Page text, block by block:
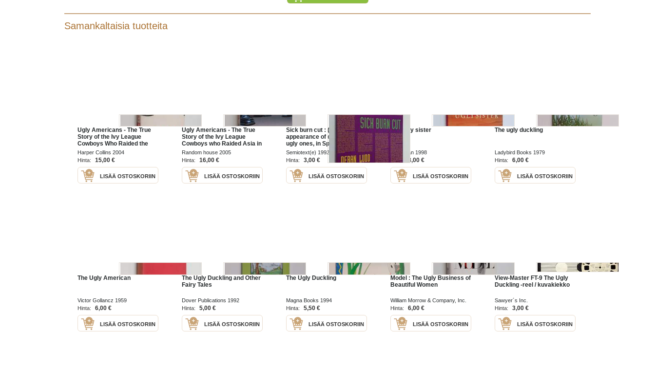
Samankaltaisia tuotteita
Ugly Americans - The True
Story of the Ivy League
Cowboys Who Raided the
Asian Markets for Millions
Harper Collins 2004
Hinta:
15,00 €
LISÄÄ OSTOSKORIIN
Ugly Americans - The True
Story of the Ivy League
Cowboys who Raided Asia in
Search of the American
Dream
Random house 2005
Hinta:
16,00 €
LISÄÄ OSTOSKORIIN
Sick burn cut : (at last, the
appearance of our lady of the
ugly ones, in Spokane)
Semiotext(e) 1992
Hinta:
3,00 €
LISÄÄ OSTOSKORIIN
The ugly sister
Macmillan 1998
Hinta:
8,00 €
LISÄÄ OSTOSKORIIN
The ugly duckling
Ladybird Books 1979
Hinta:
6,00 €
LISÄÄ OSTOSKORIIN
The Ugly American
Victor Gollancz 1959
Hinta:
6,00 €
LISÄÄ OSTOSKORIIN
The Ugly Duckling and Other
Fairy Tales
Dover Publications 1992
Hinta:
5,00 €
LISÄÄ OSTOSKORIIN
The Ugly Duckling
Magna Books 1994
Hinta:
5,50 €
LISÄÄ OSTOSKORIIN
Model : The Ugly Business of
Beautiful Women
William Morrow & Company, Inc.
1995
Hinta: 6,00 €
LISÄÄ OSTOSKORIIN
View-Master FT-9 The Ugly
Duckling -reel / kuvakiekko
Sawyer´s Inc.
Hinta:
3,00 €
LISÄÄ OSTOSKORIIN